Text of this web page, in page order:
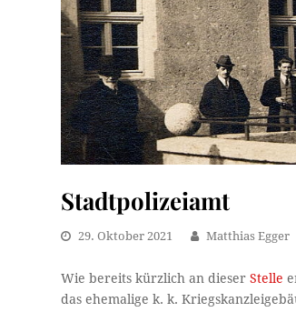
Stadtpolizeiamt
29. Oktober 2021 Matthias Egger
Wie bereits kürzlich an dieserStelle
das ehemalige k. k.